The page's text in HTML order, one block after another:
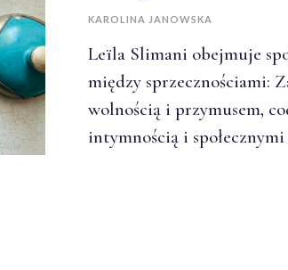
KAROLINA JANOWSKA
Leïla Slimani obejmuje
między sprzecznościami:
wolnością i przymusem,
intymnością i